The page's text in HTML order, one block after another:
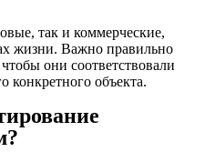
так и коммерческие,
жизни. Важно правильно
они соответствовали
конкретного объекта.